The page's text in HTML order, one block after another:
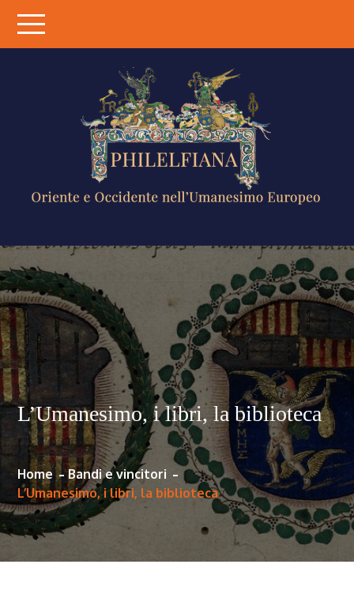
content
OCCIDENTE
NELL'UMANESIMO
EUROPEO
L’Umanesimo, i libri, la biblioteca
Home
Bandi e vincitori
L’Umanesimo, i libri, la biblioteca